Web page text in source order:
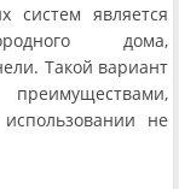
систем является
дома,
Такой вариант
не